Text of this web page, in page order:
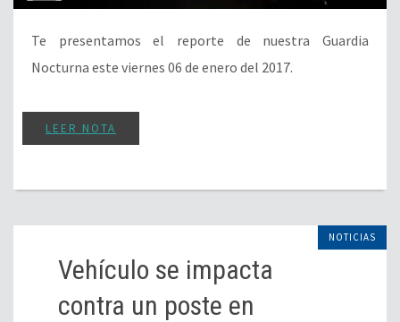
Te presentamos el reporte de nuestra Guardia
Nocturna este viernes 06 de enero del 2017.
LEER NOTA
NOTICIAS
Vehículo se impacta
contra un poste en